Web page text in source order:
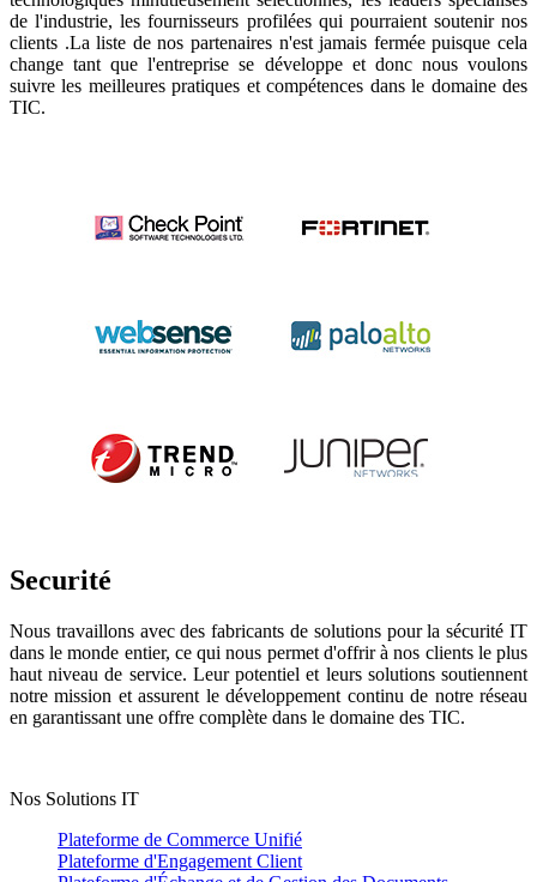
de l'industrie, les fournisseurs profilées qui pourraient soutenir nos
clients .La liste de nos partenaires n'est jamais fermée puisque cela
change tant que l'entreprise se développe et donc nous voulons
suivre les meilleures pratiques et compétences dans le domaine des
TIC.
Securité
Nous travaillons avec des fabricants de solutions pour la sécurité IT
dans le monde entier, ce qui nous permet d'offrir à nos clients le plus
haut niveau de service. Leur potentiel et leurs solutions soutiennent
notre mission et assurent le développement continu de notre réseau
en garantissant une offre complète dans le domaine des TIC.
Nos Solutions IT
Plateforme de Commerce Unifié
Plateforme d'Engagement Client